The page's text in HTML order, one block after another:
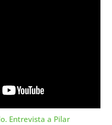
Entrevista a Pilar